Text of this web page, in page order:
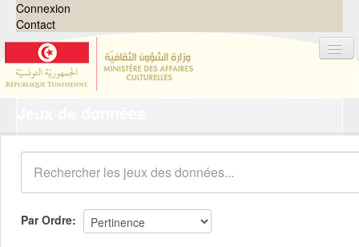
Connexion
Contact
Organisations
Groupes
Demandes 0
À propos
Par Ordre